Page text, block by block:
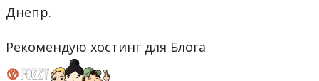
Днепр.
Рекомендую хостинг для Блога